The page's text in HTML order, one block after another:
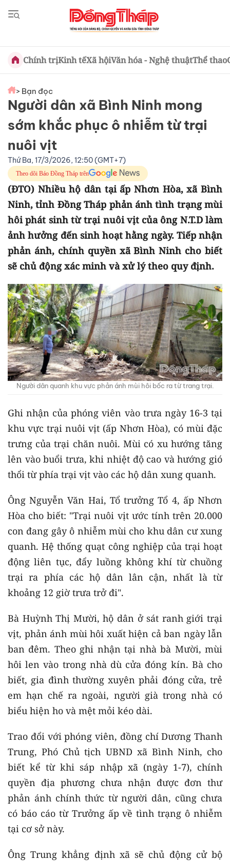
Chính trịKinh tếXã hộiVăn hóa - Nghệ thuậtThể thao
> Bạn đọc
Người dân xã Bình Ninh mong
sớm khắc phục ô nhiễm từ trại
nuôi vịt
Thứ Ba, 17/3/2026, 12:50 (GMT+7)
Theo dõi Báo Đồng Tháp trên
(ĐTO) Nhiều hộ dân tại ấp Nhơn Hòa, xã Bình
Ninh, tỉnh Đồng Tháp phản ánh tình trạng mùi
hôi phát sinh từ trại nuôi vịt của ông N.T.D làm
ảnh hưởng đến sinh hoạt hằng ngày. Tiếp nhận
phản ánh, chính quyền xã Bình Ninh cho biết
sẽ chủ động xác minh và xử lý theo quy định.
Người dân quanh khu vực phản ánh mùi hôi bốc ra từ trang trại.
Ghi nhận của phóng viên vào trưa ngày 16-3 tại
khu vực trại nuôi vịt (ấp Nhơn Hòa), có mùi đặc
trưng của trại chăn nuôi. Mùi có xu hướng tăng
lên vào buổi trưa, khi nhiệt độ cao và hướng gió
thổi từ phía trại vịt vào các hộ dân xung quanh.
Ông Nguyễn Văn Hai, Tổ trưởng Tổ 4, ấp Nhơn
Hòa cho biết: "Trại nuôi vịt ước tính trên 20.000
con đang gây ô nhiễm mùi cho khu dân cư xung
quanh. Hệ thống quạt công nghiệp của trại hoạt
động liên tục, đẩy luồng không khí từ chuồng
trại ra phía các hộ dân lân cận, nhất là từ
khoảng 12 giờ trưa trở đi".
Bà Huỳnh Thị Mười, hộ dân ở sát ranh giới trại
vịt, phản ánh mùi hôi xuất hiện cả ban ngày lẫn
ban đêm. Theo ghi nhận tại nhà bà Mười, mùi
hôi len vào trong nhà dù cửa đóng kín. Bà cho
biết, gia đình thường xuyên phải đóng cửa, trẻ
em hạn chế ra ngoài, người già trong nhà có
biểu hiện ho và mệt mỏi kéo dài.
Trao đổi với phóng viên, đồng chí Dương Thanh
Trung, Phó Chủ tịch UBND xã Bình Ninh, cho
biết kể từ khi sáp nhập xã (ngày 1-7), chính
quyền địa phương chưa nhận được đơn thư
phản ánh chính thức từ người dân, cũng chưa
có báo cáo từ Trưởng ấp về tình trạng ô nhiễm
tại cơ sở này.
Ông Trung khẳng định xã sẽ chủ động cử bộ